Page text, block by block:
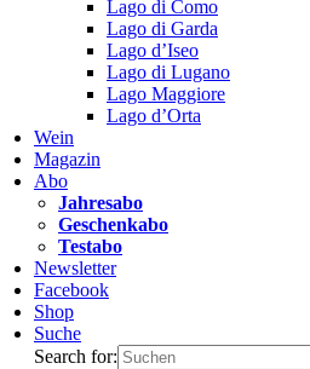
Lago di Como
Lago di Garda
Lago d’Iseo
Lago di Lugano
Lago Maggiore
Lago d’Orta
Wein
Magazin
Abo
Jahresabo
Geschenkabo
Testabo
Newsletter
Facebook
Shop
Suche
Search for: